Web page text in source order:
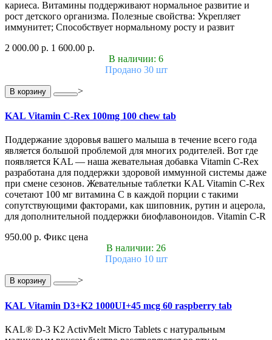
кариеса. Витамины поддерживают нормальное развитие и
рост детского организма. Полезные свойства: Укрепляет
иммунитет; Способствует нормальному росту и развит
2 000.00 р. 1 600.00 р.
В наличии: 6
Продано 30 шт
В корзину >
KAL Vitamin C-Rex 100mg 100 chew tab
Поддержание здоровья вашего малыша в течение всего года
является большой проблемой для многих родителей. Вот где
появляется KAL — наша жевательная добавка Vitamin C-Rex
разработана для поддержки здоровой иммунной системы даже
при смене сезонов. Жевательные таблетки KAL Vitamin C-Rex
сочетают 100 мг витамина C в каждой порции с такими
сопутствующими факторами, как шиповник, рутин и ацерола,
для дополнительной поддержки биофлавоноидов. Vitamin C-R
950.00 р. Фикс цена
В наличии: 26
Продано 10 шт
В корзину >
KAL Vitamin D3+K2 1000UI+45 mcg 60 raspberry tab
KAL® D-3 K2 ActivMelt Micro Tablets с натуральным